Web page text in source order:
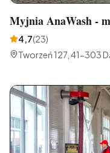
Myjnia AnaWash -
4,7(23)
Tworzeń 127, 41-303